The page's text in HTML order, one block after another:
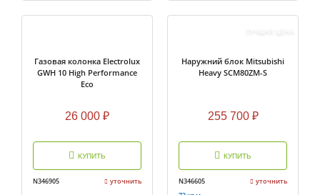
Газовая колонка Electrolux
GWH 10 High Performance
Eco
26 000 ₽
КУПИТЬ
N346905 уточнить
Наружний блок Mitsubishi
Heavy SCM80ZМ-S
255 700₽
КУПИТЬ
N346605
уточнить